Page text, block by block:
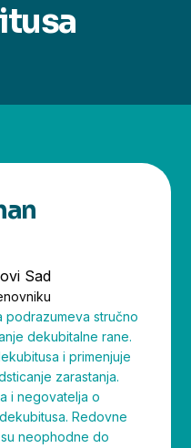
Sad
podrazumeva stručno
dekubitalne rane.
i primenjuje
zarastanja.
i negovatelja o
Redovne
neophodne do